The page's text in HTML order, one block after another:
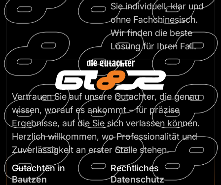
Sie individuell, klar und
ohne Fachchinesisch.
Wir finden die beste
Lösung für Ihren Fall.
Vertrauen Sie auf unsere Gutachter, die genau
wissen, worauf es ankommt – für präzise
Ergebnisse, auf die Sie sich verlassen können.
Herzlich willkommen, wo Professionalität und
Zuverlässigkeit an erster Stelle stehen.
Gutachten in
Bautzen
Rechtliches
Datenschutz